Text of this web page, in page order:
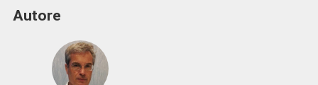
Autore